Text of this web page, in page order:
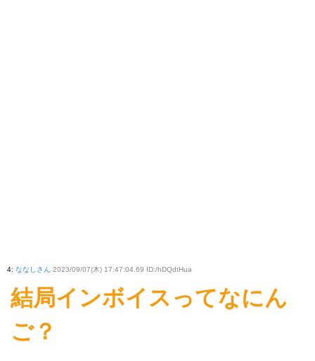
4: ななしさん 2023/09/07(木) 17:47:04.69 ID:/hDQdtHua
結局インボイスってなにん
ご？